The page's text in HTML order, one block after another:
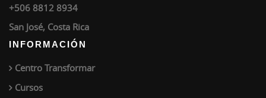
+506 8812 8934
San José, Costa Rica
INFORMACIÓN
Centro Transformar
Cursos